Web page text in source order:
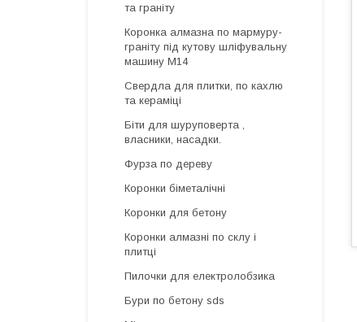
та граніту
Коронка алмазна по мармуру-
граніту під кутову шліфувальну
машину М14
Свердла для плитки, по кахлю
та кераміці
Біти для шуруповерта ,
власники, насадки.
Фурза по дереву
Коронки біметалічні
Коронки для бетону
Коронки алмазні по склу і
плитці
Пилочки для електролобзика
Бури по бетону sds